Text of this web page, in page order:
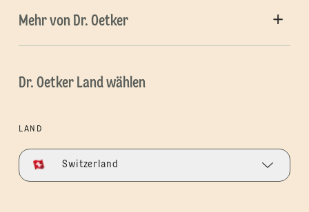
Mehr von Dr. Oetker
Dr. Oetker Land wählen
LAND
Switzerland